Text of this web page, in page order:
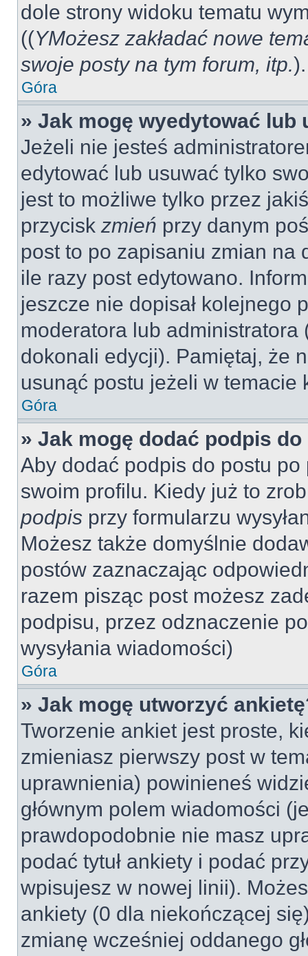
dole strony widoku tematu
((YMożesz zakładać nowe
swoje posty na tym forum, itp.).
Góra
» Jak mogę wyedytować lub
Jeżeli nie jesteś
edytować lub usuwać tylko
jest to możliwe tylko przez
przycisk zmień przy danym
post to po zapisaniu zmian na
ile razy post edytowano.
jeszcze nie dopisał kolejnego
moderatora lub
dokonali edycji). Pamiętaj, że
usunąć postu jeżeli w temacie
Góra
» Jak mogę dodać podpis
Aby dodać podpis do postu
swoim profilu. Kiedy już to
podpis przy formularzu
Możesz także domyślnie
postów zaznaczając
razem pisząc post możesz
podpisu, przez odznaczenie
wysyłania wiadomości)
Góra
» Jak mogę utworzyć
Tworzenie ankiet jest proste,
zmieniasz pierwszy post w
uprawnienia) powinieneś
głównym polem wiadomości
prawdopodobnie nie masz
podać tytuł ankiety i podać
wpisujesz w nowej linii).
ankiety (0 dla niekończącej
zmianę wcześniej oddanego